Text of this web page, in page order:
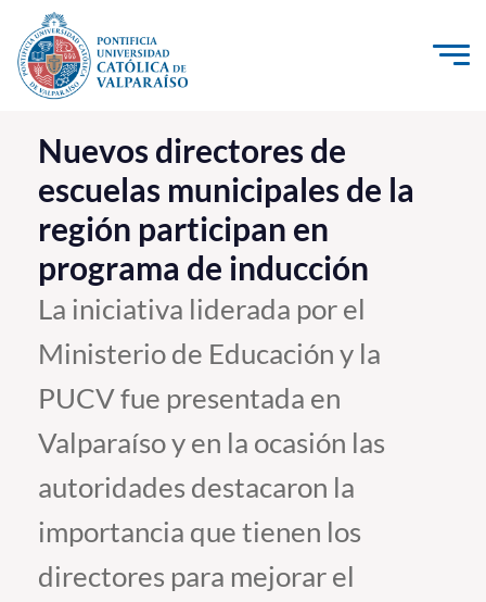
Click acá para ir directamente al contenido
La Universidad
Investigación, Creación e Innovación
PUCV Internacional
Vinculación con el Medio
Admisión
Pregrado
Postgrado
Formación Continua
Estudiantes
Académicos
Nuevos directores de
escuelas municipales de la
región participan en
programa de inducción
La iniciativa liderada por el
Ministerio de Educación y la
PUCV fue presentada en
Valparaíso y en la ocasión las
autoridades destacaron la
importancia que tienen los
directores para mejorar el